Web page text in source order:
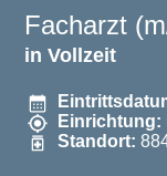
Facharzt
in Vollzeit
Einrichtung:
Standort: